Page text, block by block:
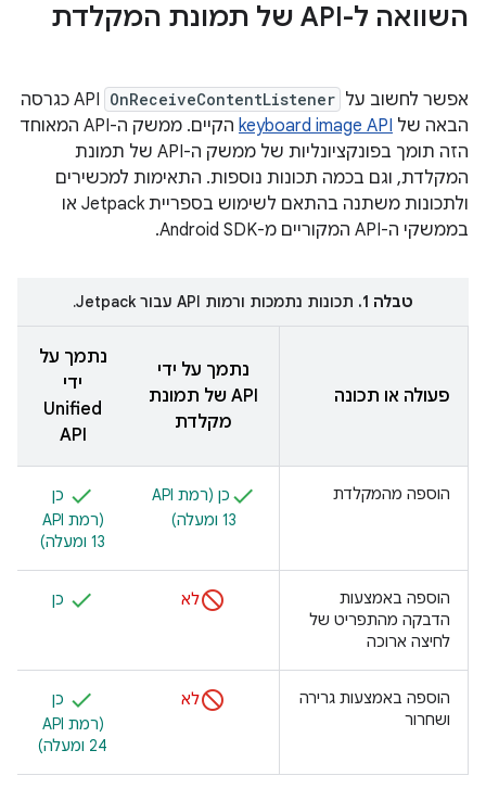
השוואה ל-API של תמונת המקלדת
אפשר לחשוב על OnReceiveContentListener
API כגרסה
הבאה של keyboard image API
הקיים. ממשק ה-API המאוחד
הזה תומך בפונקציונליות של ממשק ה-API של תמונת
המקלדת, וגם בכמה תכונות נוספות. התאימות למכשירים
ולתכונות משתנה בהתאם לשימוש בספריית Jetpack או
בממשקי ה-API המקוריים מ-Android SDK.
טבלה 1. תכונות נתמכות ורמות API עבור Jetpack.
פעולה או תכונה
נתמך על ידי
API של תמונת
מקלדת
נתמך על
ידי
Unified
API
הוספה מהמקלדת
כן (רמת API
13 ומעלה)
כן
(רמת API
13 ומעלה)
הוספה באמצעות
הדבקה מהתפריט של
לחיצה ארוכה
לא כן
הוספה באמצעות גרירה
ושחרור
לא
כן
24 ומעלה)